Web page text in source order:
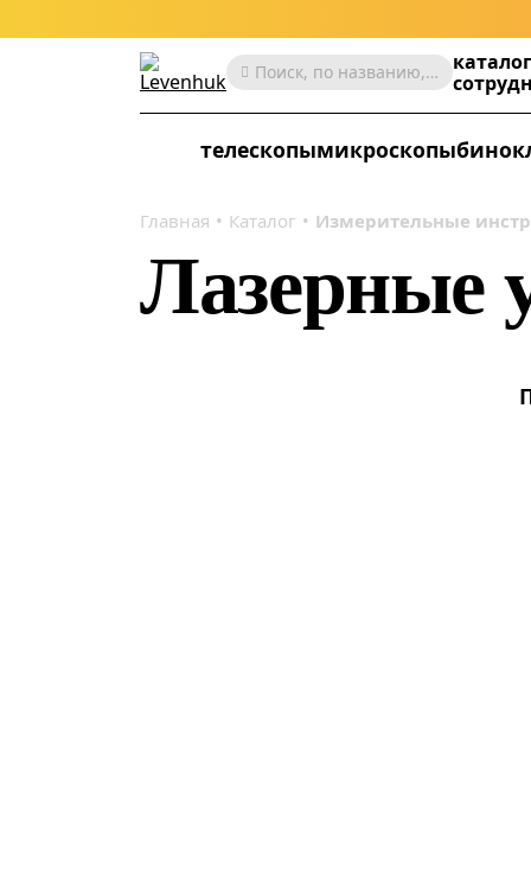
Поиск, по названию, артикулу, категории и др.
телескопымикроскопы
Главная Каталог Измерительные
Лазерные